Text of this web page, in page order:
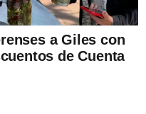
a Giles con
de Cuenta